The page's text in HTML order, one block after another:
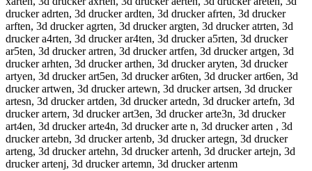
drucker adrten, 3d drucker ardten, 3d drucker afrten, 3d drucker
arften, 3d drucker agrten, 3d drucker argten, 3d drucker atrten, 3d
drucker a4rten, 3d drucker ar4ten, 3d drucker a5rten, 3d drucker
ar5ten, 3d drucker artren, 3d drucker artfen, 3d drucker artgen, 3d
drucker arhten, 3d drucker arthen, 3d drucker aryten, 3d drucker
artyen, 3d drucker art5en, 3d drucker ar6ten, 3d drucker art6en, 3d
drucker artwen, 3d drucker artewn, 3d drucker artsen, 3d drucker
artesn, 3d drucker artden, 3d drucker artedn, 3d drucker artefn, 3d
drucker artern, 3d drucker art3en, 3d drucker arte3n, 3d drucker
art4en, 3d drucker arte4n, 3d drucker arte n, 3d drucker arten , 3d
drucker artebn, 3d drucker artenb, 3d drucker artegn, 3d drucker
arteng, 3d drucker artehn, 3d drucker artenh, 3d drucker artejn, 3d
drucker artenj, 3d drucker artemn, 3d drucker artenm